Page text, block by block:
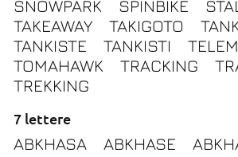
SNOWPARK
SPINBIKE
TAKEAWAY
TAKIGOTO
TANKISTE
TANKISTI
TOMAHAWK
TRACKING
TREKKING
7 lettere
ABKHASA ABKHASE